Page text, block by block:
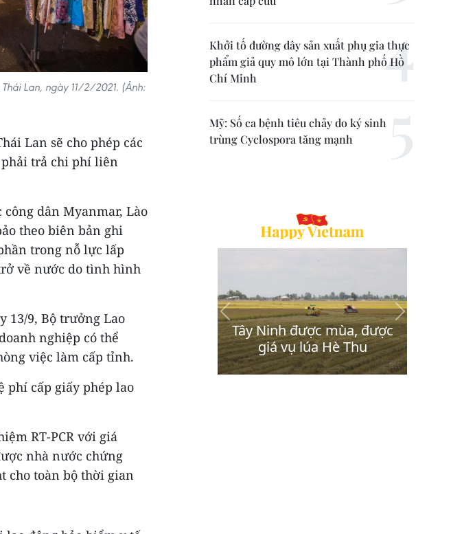
Lan, ngày 11/2/2021. (Ảnh:
Lan sẽ cho phép các
trả chi phí liên
công dân Myanmar, Lào
theo biên bản ghi
trong nỗ lực lấp
về nước do tình hình
13/9, Bộ trưởng Lao
nghiệp có thể
việc làm cấp tỉnh.
phí cấp giấy phép lao
RT-PCR với giá
nhà nước chứng
cho toàn bộ thời gian
Khởi tố đường dây sản xuất phụ gia thực
phẩm giả quy mô lớn tại Thành phố Hồ
Chí Minh
Mỹ: Số ca bệnh tiêu chảy do ký sinh
trùng Cyclospora tăng mạnh